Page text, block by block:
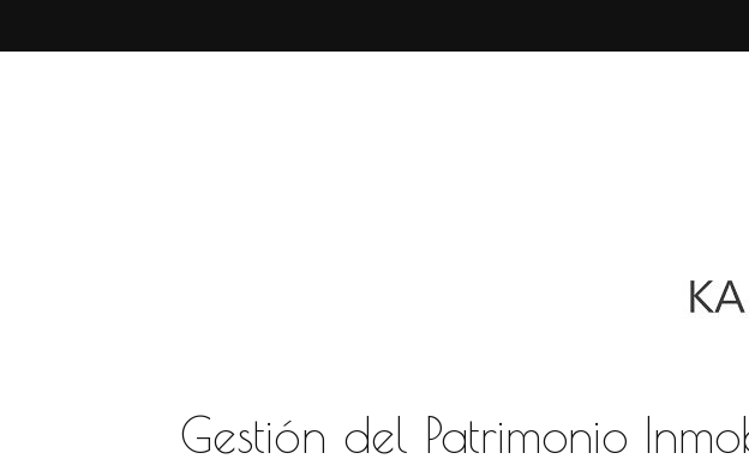
Gestión del Patrimonio